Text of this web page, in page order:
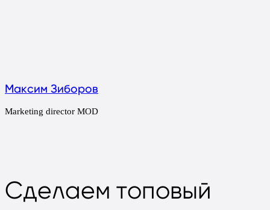
Максим Зиборов
Marketing director MOD
Сделаем топовый